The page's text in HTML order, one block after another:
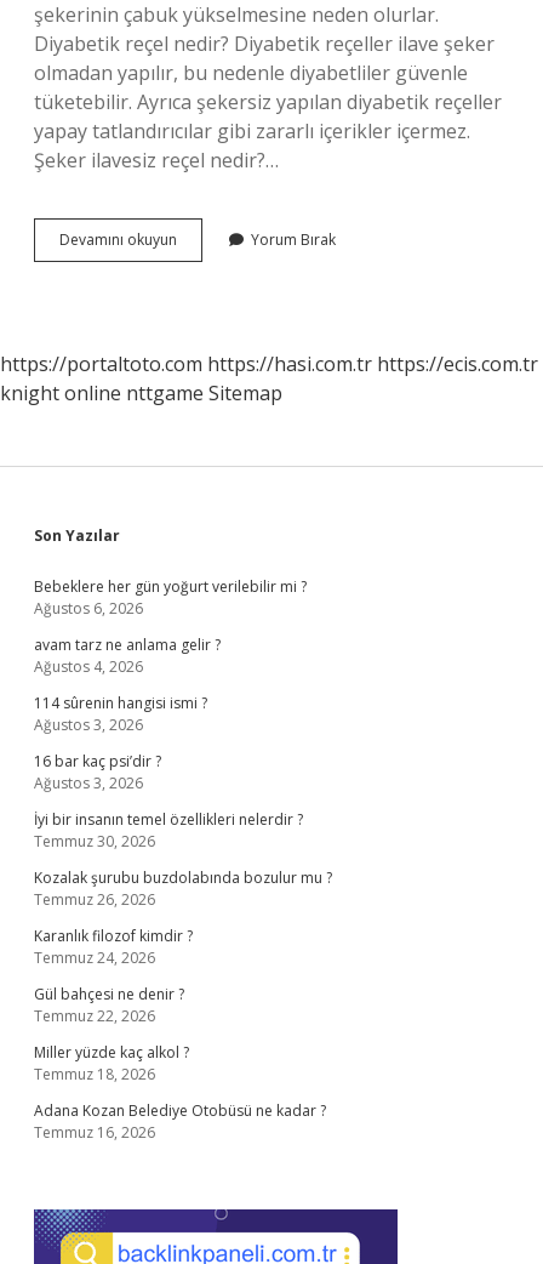
şekerinin çabuk yükselmesine neden olurlar.
Diyabetik reçel nedir? Diyabetik reçeller ilave şeker
olmadan yapılır, bu nedenle diyabetliler güvenle
tüketebilir. Ayrıca şekersiz yapılan diyabetik reçeller
yapay tatlandırıcılar gibi zararlı içerikler içermez.
Şeker ilavesiz reçel nedir?…
Devamını okuyun
Hastaları
Yorum Bırak
https://portaltoto.com https://hasi.com.tr https://ecis.com.tr
knight online nttgame Sitemap
Sidebar
Son Yazılar
Bebeklere her gün yoğurt verilebilir mi ?
Ağustos 6, 2026
avam tarz ne anlama gelir ?
Ağustos 4, 2026
114 sûrenin hangisi ismi ?
Ağustos 3, 2026
16 bar kaç psi’dir ?
Ağustos 3, 2026
İyi bir insanın temel özellikleri nelerdir ?
Temmuz 30, 2026
Kozalak şurubu buzdolabında bozulur mu ?
Temmuz 26, 2026
Karanlık filozof kimdir ?
Temmuz 24, 2026
Gül bahçesi ne denir ?
Temmuz 22, 2026
Miller yüzde kaç alkol ?
Temmuz 18, 2026
Adana Kozan Belediye Otobüsü ne kadar ?
Temmuz 16, 2026